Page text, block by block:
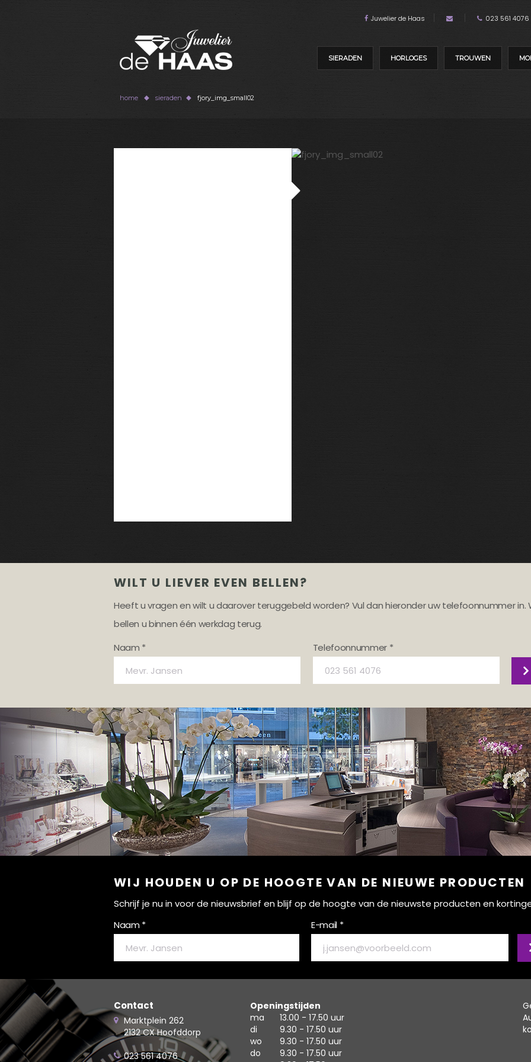
Juwelier de Haas 023 561 4076
SIERADEN HORLOGES TROUWEN
home sieraden fjory_img_small02
WILT U LIEVER EVEN BELLEN?
Heeft u vragen en wilt u daarover teruggebeld worden? Vul dan hieronder uw telefoonnummer in.
bellen u binnen één werkdag terug.
Naam *
Telefoonnummer *
WIJ HOUDEN U OP DE HOOGTE VAN DE NIEUWE PRODUCTEN
Schrijf je nu in voor de nieuwsbrief en blijf op de hoogte van de nieuwste producten en
Naam *
E-mail *
Contact
Marktplein 262
2132 CX Hoofddorp
023 561 4076
Openingstijden
ma
13.00 - 17.50 uur
di
9.30 - 17.50 uur
wo
9.30 - 17.50 uur
do
9.30 - 17.50 uur